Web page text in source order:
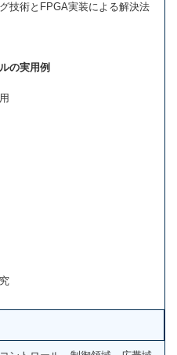
とFPGA実装による解決法
の実用例